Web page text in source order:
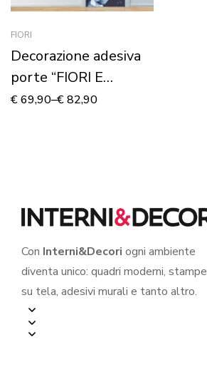
FIORI
Decorazione adesiva
porte “FIORI E
FOGLIE D’ORO”
€69,90–€82,90
Con Interni&Decori ogni ambiente
diventa unico: quadri moderni, stampe
su tela, adesivi murali e tanto altro.